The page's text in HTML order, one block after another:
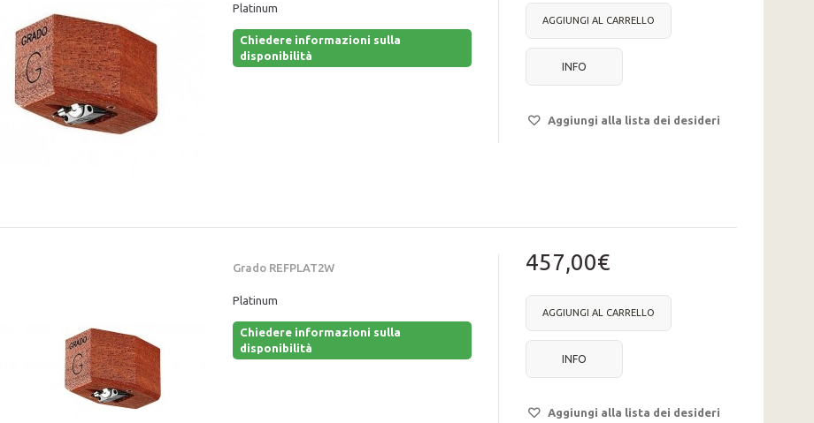
Platinum
Chiedere informazioni sulla
disponibilità
AGGIUNGI AL CARRELLO
INFO
Aggiungi alla lista dei desideri
Grado REFPLAT2W
Platinum
Chiedere informazioni sulla
disponibilità
457,00€
AGGIUNGI AL CARRELLO
INFO
Aggiungi alla lista dei desideri